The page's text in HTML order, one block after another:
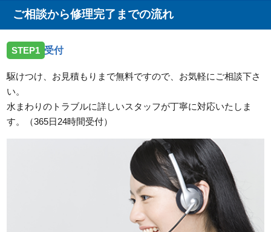
いたしました。
広島県広島市南区翠にトイレの水漏れ修理のご依頼で
広島県広島市中区東白島町にトイレのレバー故障のご
依頼でお伺いしました。
広島県広島市南区宇品御幸に洗濯蛇口の交換希望のご
広島県広島市佐伯区河内南に洗面蛇口の故障のご依頼
ご相談から修理完了までの流れ
STEP1 受付
駆けつけ、お見積もりまで無料ですので、お気軽にご相談下さ
い。
水まわりのトラブルに詳しいスタッフが丁寧に対応いたしま
す。（365日24時間受付）